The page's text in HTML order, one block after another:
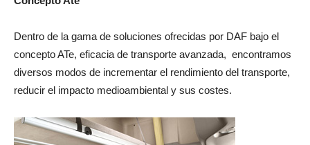
Dentro de la gama de soluciones ofrecidas por DAF bajo el
concepto ATe, eficacia de transporte avanzada, encontramos
diversos modos de incrementar el rendimiento del transporte,
reducir el impacto medioambiental y sus costes.